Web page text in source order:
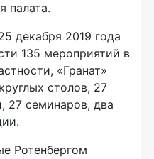
палата.
декабря 2019 года
135 мероприятий в
«Гранат»
столов, 27
27 семинаров, два
Ротенбергом